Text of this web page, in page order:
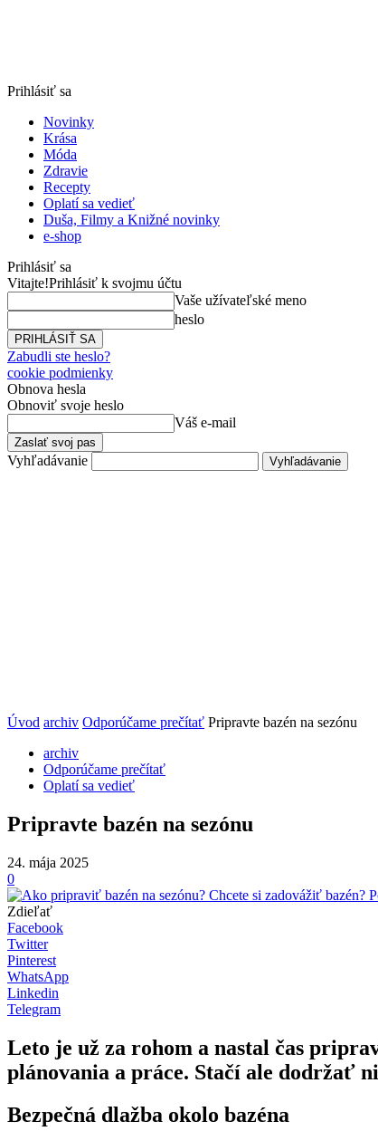
Prihlásiť sa
Novinky
Krása
Móda
Zdravie
Recepty
Oplatí sa vedieť
Duša, Filmy a Knižné novinky
e-shop
Prihlásiť sa
Vitajte!Prihlásiť k svojmu účtu
Vaše užívateľské meno
heslo
Zabudli ste heslo?
cookie podmienky
Obnova hesla
Obnoviť svoje heslo
Váš e-mail
Vyhľadávanie
Úvod archiv Odporúčame prečítať Pripravte bazén na sezónu
archiv
Odporúčame prečítať
Oplatí sa vedieť
Pripravte bazén na sezónu
24. mája 2025
0
Zdieľať
Facebook
Twitter
Pinterest
WhatsApp
Linkedin
Telegram
Leto je už za rohom a nastal čas
plánovania a práce. Stačí ale dodržať
Bezpečná dlažba okolo bazéna